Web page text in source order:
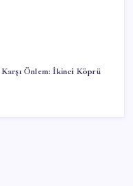
Karşı Önlem: İkinci Köprü